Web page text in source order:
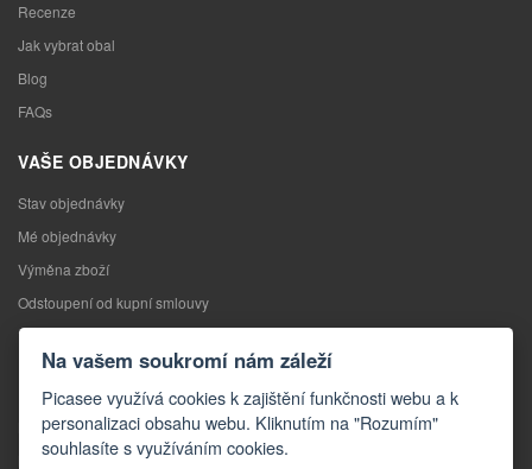
Recenze
Jak vybrat obal
Blog
FAQs
VAŠE OBJEDNÁVKY
Stav objednávky
Mé objednávky
Výměna zboží
Odstoupení od kupní smlouvy
Reklamace
KONTAKTY
Kontakty
Kontaktní formulář
Na vašem soukromí nám záleží
Picasee využívá cookies k zajištění funkčnosti webu a k
personalizaci obsahu webu. Kliknutím na "Rozumím"
souhlasíte s využíváním cookies.